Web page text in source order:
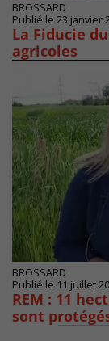
BROSSARD
Publié le 23 janvier
La Fiducie
agricoles
BROSSARD
Publié le 11 juillet
REM : 11
sont